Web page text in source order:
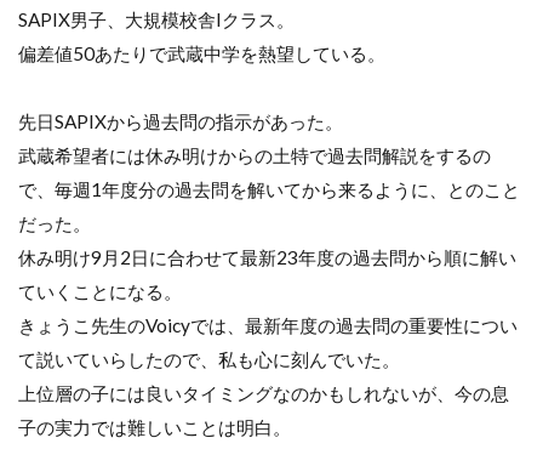
SAPIX男子、大規模校舎Iクラス。
偏差値50あたりで武蔵中学を熱望している。
先日SAPIXから過去問の指示があった。
武蔵希望者には休み明けからの土特で過去問解説をするの
で、毎週1年度分の過去問を解いてから来るように、とのこと
だった。
休み明け9 月 2日に合わせて最新23年度の過去問から順に解い
ていくことになる。
きょうこ先生のVoicyでは、最新年度の過去問の重要性につい
て説いていらしたので、私も心に刻んでいた。
上位層の子には良いタイミングなのかもしれないが、今の息
子の実力では難しいことは明白。